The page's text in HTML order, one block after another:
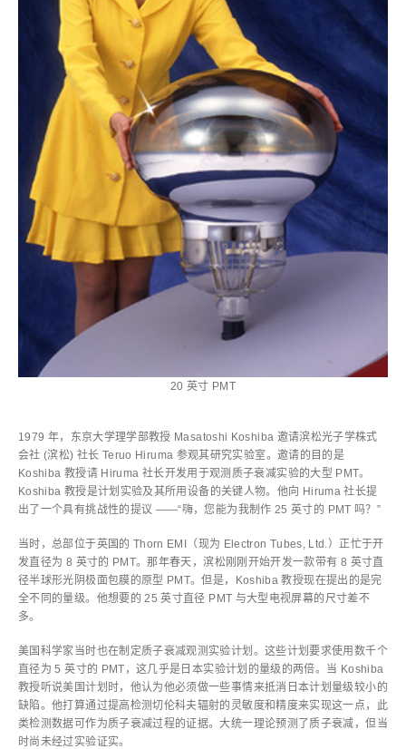
20 英寸 PMT
1979 年，东京大学理学部教授 Masatoshi Koshiba 邀请滨松光子学株式
会社 (滨松) 社长 Teruo Hiruma 参观其研究实验室。邀请的目的是
Koshiba 教授请 Hiruma 社长开发用于观测质子衰减实验的大型 PMT。
Koshiba 教授是计划实验及其所用设备的关键人物。他向 Hiruma 社长提
出了一个具有挑战性的提议 ——“嗨，您能为我制作 25 英寸的 PMT 吗？”
当时，总部位于英国的 Thorn EMI（现为 Electron Tubes, Ltd.）正忙于开
发直径为 8 英寸的 PMT。那年春天，滨松刚刚开始开发一款带有 8 英寸直
径半球形光阴极面包膜的原型 PMT。但是，Koshiba 教授现在提出的是完
全不同的量级。他想要的 25 英寸直径 PMT 与大型电视屏幕的尺寸差不
多。
美国科学家当时也在制定质子衰减观测实验计划。这些计划要求使用数千个
直径为 5 英寸的 PMT，这几乎是日本实验计划的量级的两倍。当 Koshiba
教授听说美国计划时，他认为他必须做一些事情来抵消日本计划量级较小的
缺陷。他打算通过提高检测切伦科夫辐射的灵敏度和精度来实现这一点，此
类检测数据可作为质子衰减过程的证据。大统一理论预测了质子衰减，但当
时尚未经过实验证实。